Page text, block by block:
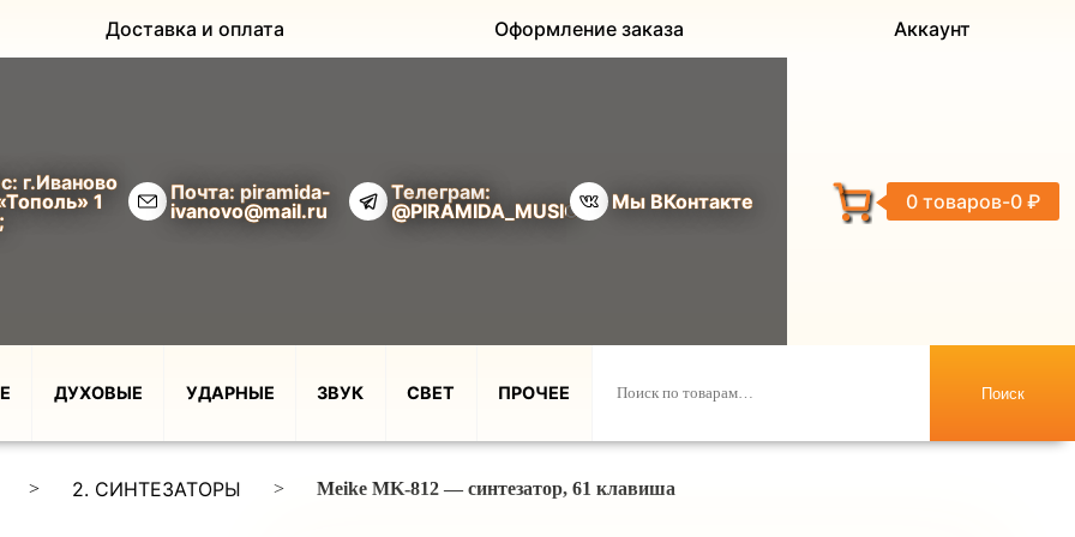
Доставка и оплата Оформление заказа Аккаунт
г.Иваново
1
Почта: piramida-
ivanovo@mail.ru
Телеграм:
@PIRAMIDA_MUSIC
Мы ВКонтакте 0 товаров 0 ₽
ДУХОВЫЕ УДАРНЫЕ ЗВУК СВЕТ ПРОЧЕЕ Поиск
> 2. СИНТЕЗАТОРЫ > Meike MK-812 — синтезатор, 61 клавиша